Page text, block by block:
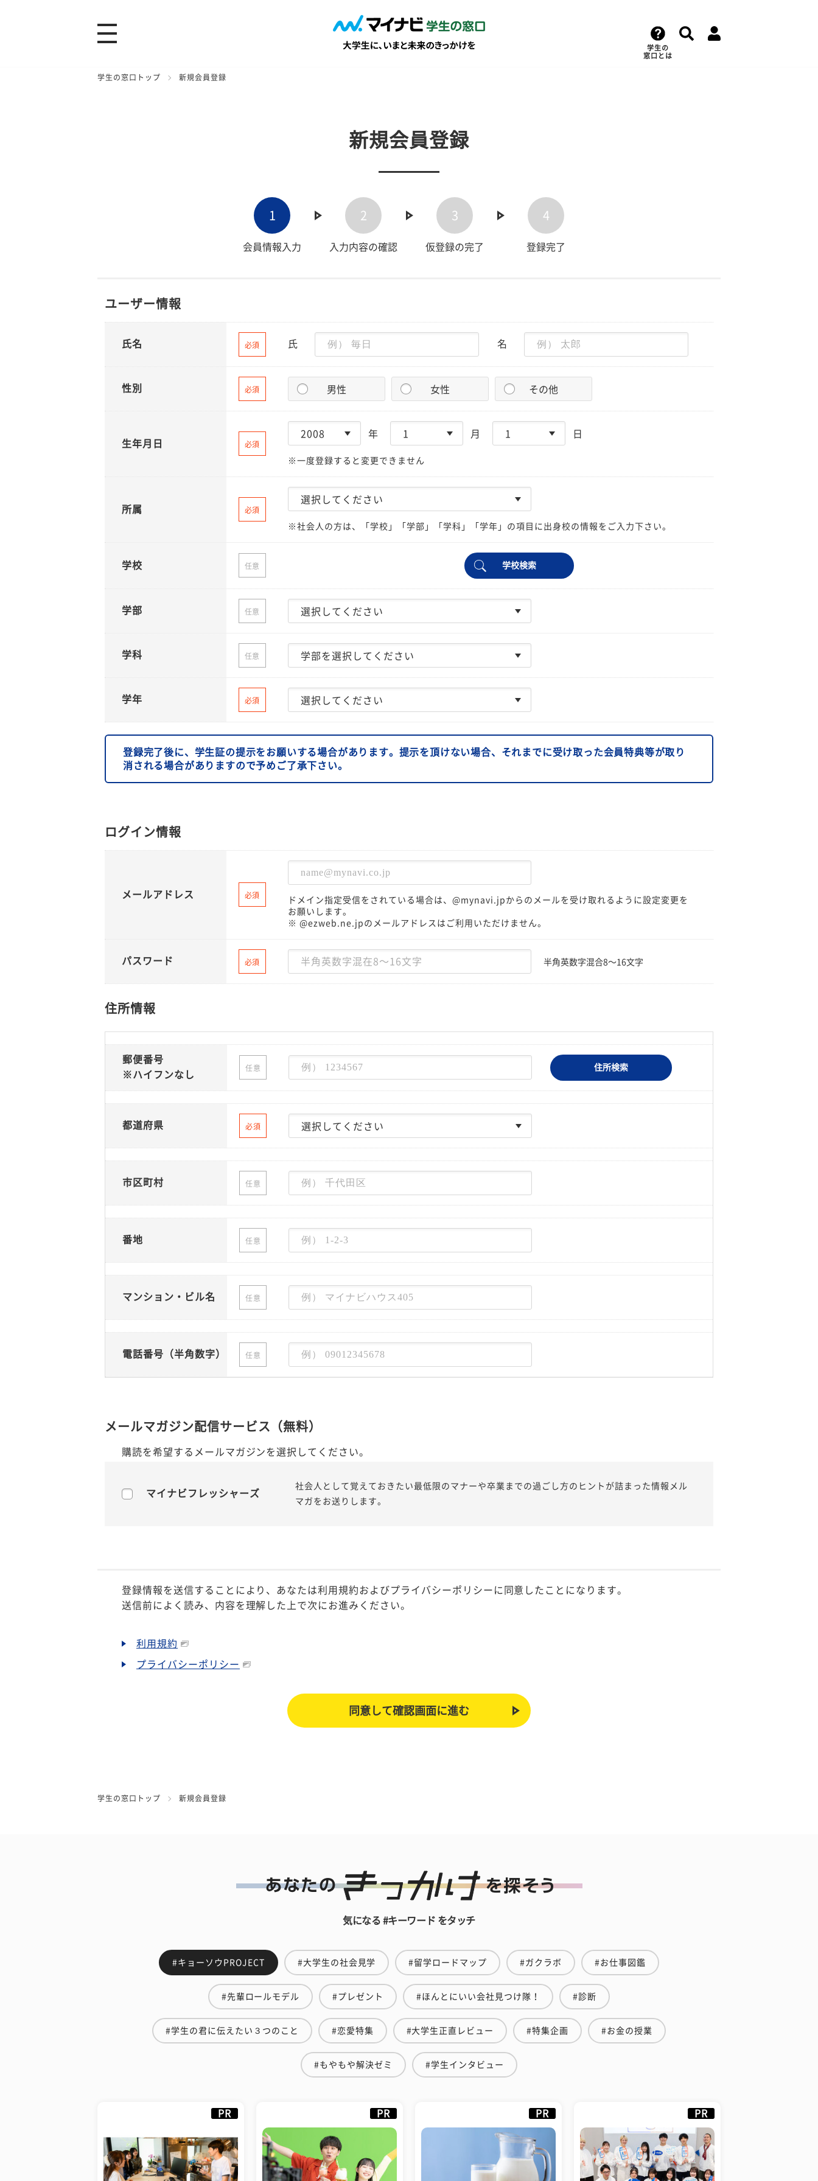
学生の
窓口とは
学生の窓口トップ 新規会員登録
新規会員登録
1
会員情報入力
2
入力内容の確認
3
仮登録の完了
4
登録完了
ユーザー情報
氏名 必須 氏 名
性別 必須 男性 女性 その他
生年月日 必須
年 月 日
※一度登録すると変更できません
所属 必須
※社会人の方は、「学校」「学部」「学科」「学年」の項目に出身校の情報をご入力下さい。
学校 任意 学校検索
学部 任意
学科 任意
学年 必須
登録完了後に、学生証の提示をお願いする場合があります。提示を頂けない場合、それまでに受け取った会員特典等が取り
消される場合がありますので予めご了承下さい。
ログイン情報
メールアドレス 必須
ドメイン指定受信をされている場合は、@mynavi.jpからのメールを受け取れるように設定変更を
お願いします。
※ @ezweb.ne.jpのメールアドレスはご利用いただけません。
パスワード 必須 半角英数字混合8〜16文字
住所情報
郵便番号
※ハイフンなし
任意 住所検索
都道府県 必須
市区町村 任意
番地 任意
マンション・ビル名 任意
電話番号（半角数字） 任意
メールマガジン配信サービス（無料）
購読を希望するメールマガジンを選択してください。
マイナビフレッシャーズ
社会人として覚えておきたい最低限のマナーや卒業までの過ごし方のヒントが詰まった情報メル
マガをお送りします。
登録情報を送信することにより、あなたは利用規約およびプライバシーポリシーに同意したことになります。
送信前によく読み、内容を理解した上で次にお進みください。
利用規約
プライバシーポリシー
学生の窓口トップ 新規会員登録
気になる #キーワード をタッチ
#キョーソウPROJECT #大学生の社会見学 #留学ロードマップ #ガクラボ #お仕事図鑑
#先輩ロールモデル #プレゼント #ほんとにいい会社見つけ隊！ #診断
#学生の君に伝えたい３つのこと #恋愛特集 #大学生正直レビュー #特集企画 #お金の授業
#もやもや解決ゼミ #学生インタビュー
PR PR PR PR